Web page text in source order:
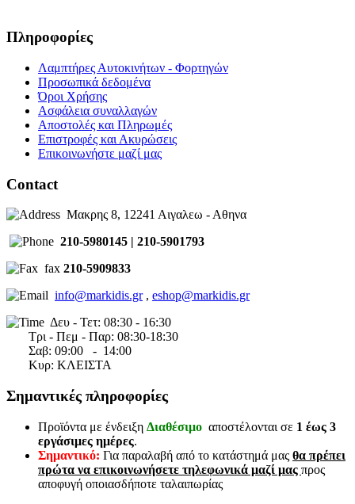
Πληροφορίες
Λαμπτήρες Αυτοκινήτων - Φορτηγών
Προσωπικά δεδομένα
Όροι Χρήσης
Ασφάλεια συναλλαγών
Αποστολές και Πληρωμές
Επιστροφές και Ακυρώσεις
Επικοινωνήστε μαζί μας
Contact
Μακρης 8, 12241 Αιγαλεω - Αθηνα
210-5980145 | 210-5901793
fax 210-5909833
info@markidis.gr, eshop@markidis.gr
Δευ - Τετ: 08:30 - 16:30
Τρι - Πεμ - Παρ: 08:30-18:30
Σαβ: 09:00 - 14:00
Κυρ: ΚΛΕΙΣΤΑ
Σημαντικές πληροφορίες
Προϊόντα με ένδειξη Διαθέσιμο αποστέλονται σε 1 έως 3
εργάσιμες ημέρες.
Σημαντικό: Για παραλαβή από το κατάστημά μας θα πρέπει
πρώτα να επικοινωνήσετε τηλεφωνικά μαζί μας προς
αποφυγή οποιασδήποτε ταλαιπωρίας